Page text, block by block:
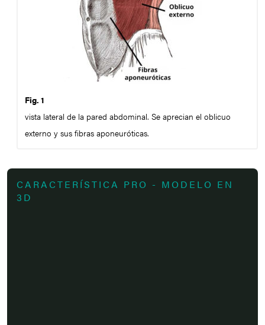
Fig. 1
vista lateral de la pared abdominal. Se aprecian el oblicuo
externo y sus fibras aponeuróticas.
CARACTERÍSTICA PRO - MODELO EN
3D